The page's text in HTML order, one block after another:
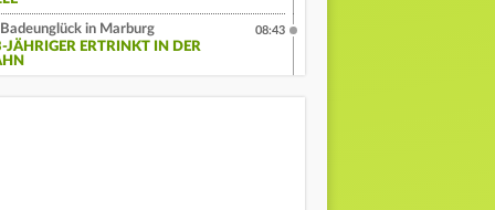
Badeunglück in Marburg
JÄHRIGER ERTRINKT IN DER
08:43